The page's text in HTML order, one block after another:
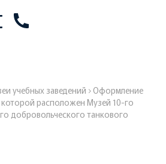
учебных заведений › Оформление
расположен Музей 10-го
добровольческого танкового